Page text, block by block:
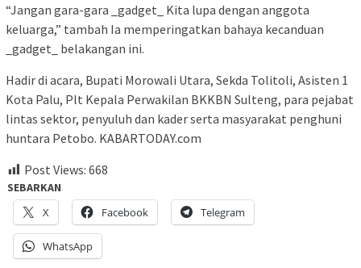
“Jangan gara-gara _gadget_ Kita lupa dengan anggota
keluarga,” tambah Ia memperingatkan bahaya kecanduan
_gadget_ belakangan ini.
Hadir di acara, Bupati Morowali Utara, Sekda Tolitoli, Asisten 1
Kota Palu, Plt Kepala Perwakilan BKKBN Sulteng, para pejabat
lintas sektor, penyuluh dan kader serta masyarakat penghuni
huntara Petobo. KABARTODAY.com
Post Views: 668
SEBARKAN
X
Facebook Telegram
WhatsApp